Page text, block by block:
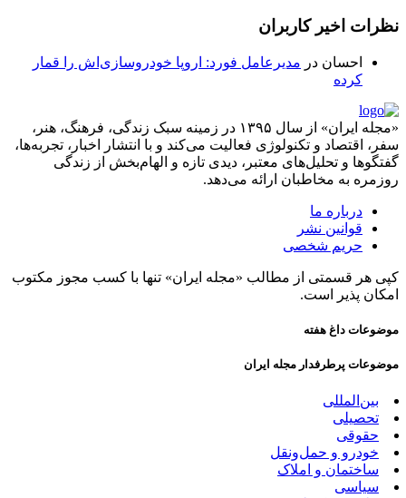
نظرات اخیر کاربران
احسان در مدیرعامل فورد: اروپا خودروسازی‌اش را قمار
کرده
«مجله ایران» از سال ۱۳۹۵ در زمینه سبک زندگی، فرهنگ، هنر،
سفر، اقتصاد و تکنولوژی فعالیت می‌کند و با انتشار اخبار، تجربه‌ها،
گفتگوها و تحلیل‌های معتبر، دیدی تازه و الهام‌بخش از زندگی
روزمره به مخاطبان ارائه می‌دهد.
درباره ما
قوانین نشر
حریم شخصی
کپی هر قسمتی از مطالب «مجله ایران» تنها با کسب مجوز مکتوب
امکان پذیر است.
موضوعات داغ هفته
موضوعات پرطرفدار مجله ایران
بین‌المللی
تحصیلی
حقوقی
خودرو و حمل‌و‌نقل
ساختمان و املاک
سیاسی